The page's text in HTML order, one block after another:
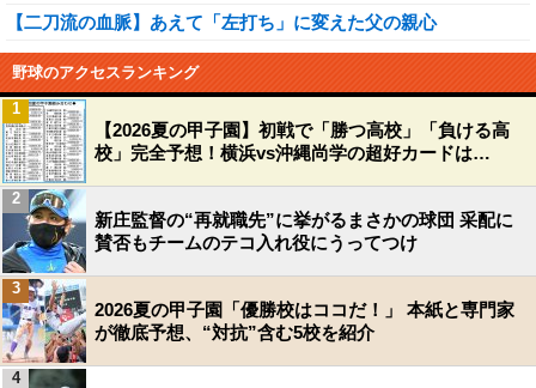
【二刀流の血脈】あえて「左打ち」に変えた父の親心
野球のアクセスランキング
【2026夏の甲子園】初戦で「勝つ高校」「負ける高
校」完全予想！横浜vs沖縄尚学の超好カードは…
1
新庄監督の“再就職先”に挙がるまさかの球団 采配に
賛否もチームのテコ入れ役にうってつけ
2
2026夏の甲子園「優勝校はココだ！」 本紙と専門家
が徹底予想、“対抗”含む5校を紹介
3
4